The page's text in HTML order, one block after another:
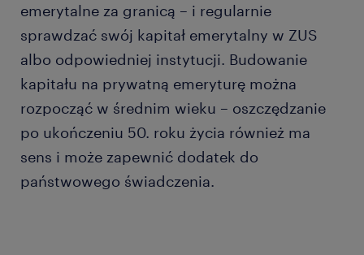
emerytalne za granicą – i regularnie
sprawdzać swój kapitał emerytalny w ZUS
albo odpowiedniej instytucji. Budowanie
kapitału na prywatną emeryturę można
rozpocząć w średnim wieku – oszczędzanie
po ukończeniu 50. roku życia również ma
sens i może zapewnić dodatek do
państwowego świadczenia.